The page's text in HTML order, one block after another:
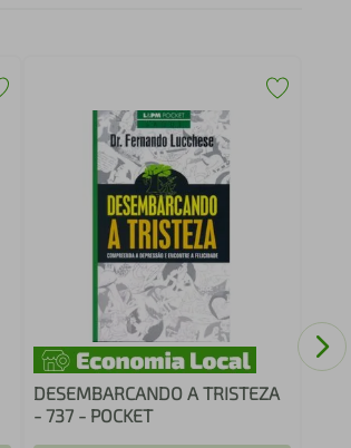
DESEMBARCANDO A TRISTEZA
- 737 - POCKET